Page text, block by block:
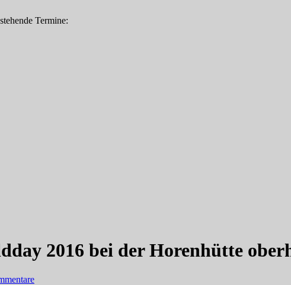
Termine:
2016 bei der Horenhütte